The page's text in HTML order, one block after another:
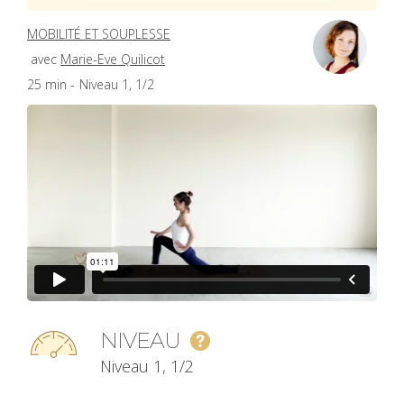
MOBILITÉ ET SOUPLESSE
avec Marie-Eve Quilicot
25 min - Niveau 1, 1/2
NIVEAU
Niveau 1, 1/2